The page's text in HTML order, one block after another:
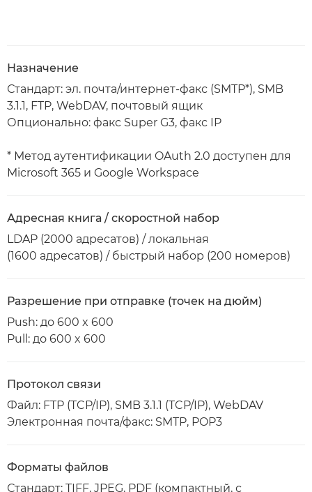
Назначение
Стандарт: эл. почта/интернет-факс (SMTP*), SMB
3.1.1, FTP, WebDAV, почтовый ящик
Опционально: факс Super G3, факс IP
* Метод аутентификации OAuth 2.0 доступен для
Microsoft 365 и Google Workspace
Адресная книга / скоростной набор
LDAP (2000 адресатов) / локальная
(1600 адресатов) / быстрый набор (200 номеров)
Разрешение при отправке (точек на дюйм)
Push: до 600 x 600
Pull: до 600 x 600
Протокол связи
Файл: FTP (TCP/IP), SMB 3.1.1 (TCP/IP), WebDAV
Электронная почта/факс: SMTP, POP3
Форматы файлов
Стандарт: TIFF, JPEG, PDF (компактный, с